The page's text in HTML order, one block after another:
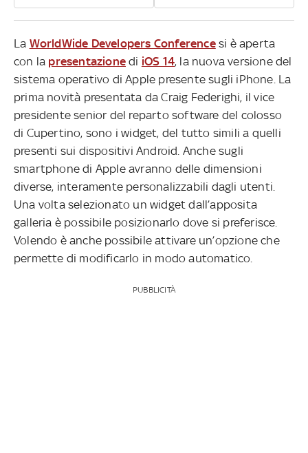
La WorldWide Developers Conferencesi è aperta
con la presentazione di iOS 14, la nuova versione del
sistema operativo di Apple presente sugli iPhone. La
prima novità presentata da Craig Federighi, il vice
presidente senior del reparto software del colosso
di Cupertino, sono i widget, del tutto simili a quelli
presenti sui dispositivi Android. Anche sugli
smartphone di Apple avranno delle dimensioni
diverse, interamente personalizzabili dagli utenti.
Una volta selezionato un widget dall’apposita
galleria è possibile posizionarlo dove si preferisce.
Volendo è anche possibile attivare un’opzione che
permette di modificarlo in modo automatico.
PUBBLICITÀ